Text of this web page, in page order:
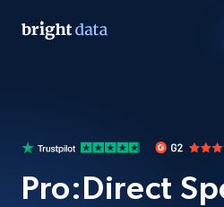
Pro:Direct